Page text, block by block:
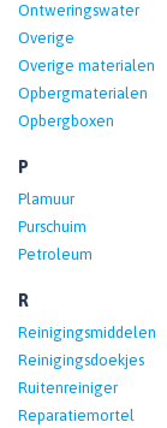
Ontweringswater
Overige
Overige materialen
Opbergmaterialen
Opbergboxen
P
Plamuur
Purschuim
Petroleum
R
Reinigingsmiddelen
Reinigingsdoekjes
Ruitenreiniger
Reparatiemortel